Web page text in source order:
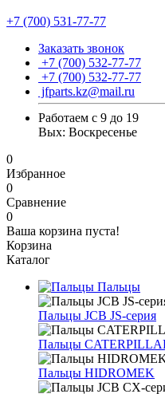
+7 (700) 531-77-77
Заказать звонок
+7 (700) 532-77-77
+7 (700) 532-77-77
jfparts.kz@mail.ru
Работаем с 9 до 19
Вых: Воскресенье
0
Избранное
0
Сравнение
0
Ваша корзина пуста!
Корзина
Каталог
Пальцы
Пальцы JCB JS-серия
Пальцы
Пальцы HIDROMEK